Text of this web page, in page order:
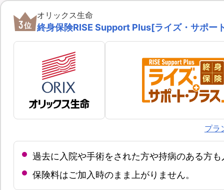
3位
オリックス生命
終身保険RISE Support Plus[ライズ・サポー
プラ
過去に入院や手術をされた方や持病のある方
保険料はご加入時のまま上がりません。